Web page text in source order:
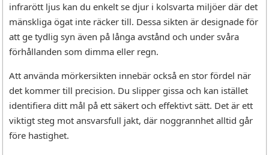
infrarött ljus kan du enkelt se djur i kolsvarta miljöer där det
mänskliga ögat inte räcker till. Dessa sikten är designade för
att ge tydlig syn även på långa avstånd och under svåra
förhållanden som dimma eller regn.
Att använda mörkersikten innebär också en stor fördel när
det kommer till precision. Du slipper gissa och kan istället
identifiera ditt mål på ett säkert och effektivt sätt. Det är ett
viktigt steg mot ansvarsfull jakt, där noggrannhet alltid går
före hastighet.